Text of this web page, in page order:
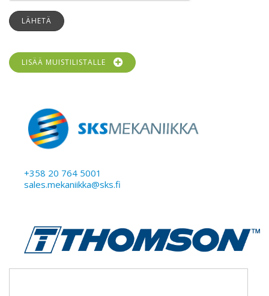
LÄHETÄ
LISÄÄ MUISTILISTALLE
+358 20 764 5001
sales.mekaniikka@sks.fi